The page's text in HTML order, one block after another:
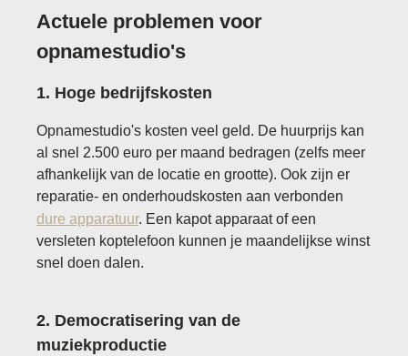
Actuele problemen voor
opnamestudio's
1. Hoge bedrijfskosten
Opnamestudio's kosten veel geld. De huurprijs kan
al snel 2.500 euro per maand bedragen (zelfs meer
afhankelijk van de locatie en grootte). Ook zijn er
reparatie- en onderhoudskosten aan verbonden
dure apparatuur. Een kapot apparaat of een
versleten koptelefoon kunnen je maandelijkse winst
snel doen dalen.
2. Democratisering van de
muziekproductie